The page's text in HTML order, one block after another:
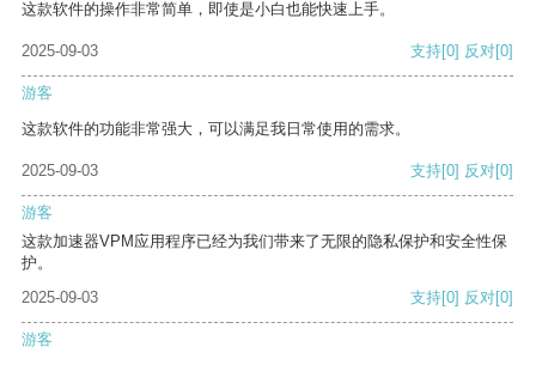
这款软件的操作非常简单，即使是小白也能快速上手。
2025-09-03 支持[0] 反对[0]
游客
这款软件的功能非常强大，可以满足我日常使用的需求。
2025-09-03 支持[0] 反对[0]
游客
这款加速器VPM应用程序已经为我们带来了无限的隐私保护和安全性保
护。
2025-09-03
支持[0] 反对[0]
游客